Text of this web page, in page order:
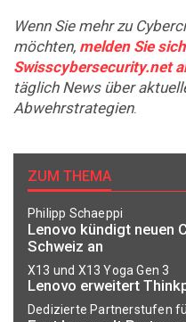
Wenn Sie mehr zu
möchten, melden Sie
Swisscybersecurity.net
täglich News über
Abwehrstrategien.
ZUM THEMA
Philipp Schaeppi
Lenovo kündigt neuen
Schweiz an
X13 und X13 Yoga Gen 3
Lenovo erweitert
Dedizierte Partnerstufen